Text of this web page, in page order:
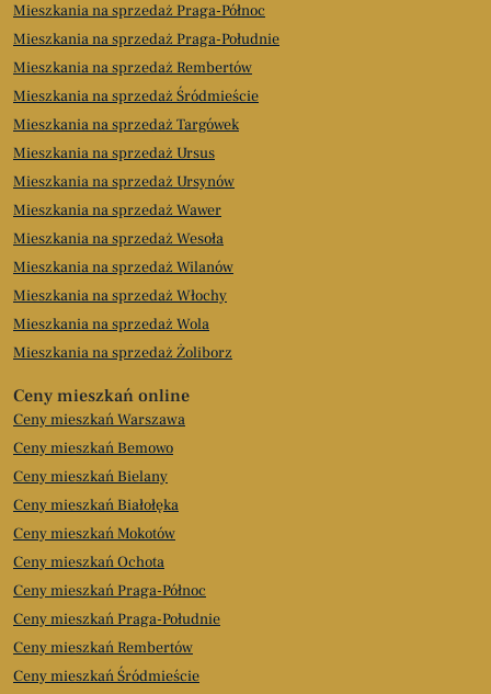
Mieszkania na sprzedaż Praga-Północ
Mieszkania na sprzedaż Praga-Południe
Mieszkania na sprzedaż Rembertów
Mieszkania na sprzedaż Śródmieście
Mieszkania na sprzedaż Targówek
Mieszkania na sprzedaż Ursus
Mieszkania na sprzedaż Ursynów
Mieszkania na sprzedaż Wawer
Mieszkania na sprzedaż Wesoła
Mieszkania na sprzedaż Wilanów
Mieszkania na sprzedaż Włochy
Mieszkania na sprzedaż Wola
Mieszkania na sprzedaż Żoliborz
Ceny mieszkań online
Ceny mieszkań Warszawa
Ceny mieszkań Bemowo
Ceny mieszkań Bielany
Ceny mieszkań Białołęka
Ceny mieszkań Mokotów
Ceny mieszkań Ochota
Ceny mieszkań Praga-Północ
Ceny mieszkań Praga-Południe
Ceny mieszkań Rembertów
Ceny mieszkań Śródmieście